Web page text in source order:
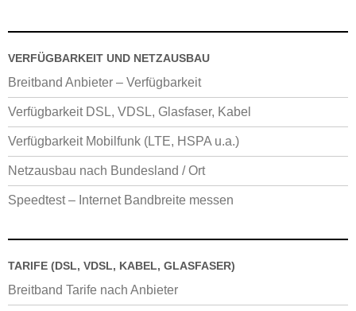
VERFÜGBARKEIT UND NETZAUSBAU
Breitband Anbieter – Verfügbarkeit
Verfügbarkeit DSL, VDSL, Glasfaser, Kabel
Verfügbarkeit Mobilfunk (LTE, HSPA u.a.)
Netzausbau nach Bundesland / Ort
Speedtest – Internet Bandbreite messen
TARIFE (DSL, VDSL, KABEL, GLASFASER)
Breitband Tarife nach Anbieter